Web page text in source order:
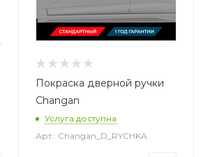
Покраска дверной ручки
Changan
Услуга доступна
Арт.: Changan_D_RYCHKA